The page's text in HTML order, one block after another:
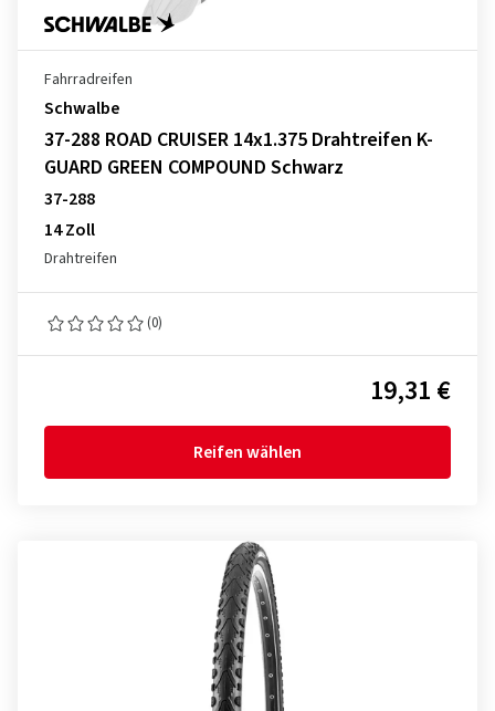
Fahrradreifen
Schwalbe
37-288 ROAD CRUISER 14x1.375 Drahtreifen K-
GUARD GREEN COMPOUND Schwarz
37-288
14 Zoll
Drahtreifen
(0)
19,31 €
Reifen wählen